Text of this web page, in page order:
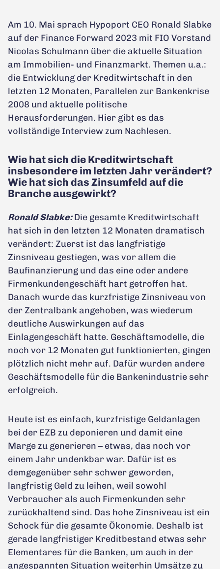
Am 10. Mai sprach Hypoport CEO Ronald Slabke
auf der Finance Forward 2023 mit FIO Vorstand
Nicolas Schulmann über die aktuelle Situation
am Immobilien- und Finanzmarkt. Themen u.a.:
die Entwicklung der Kreditwirtschaft in den
letzten 12 Monaten, Parallelen zur Bankenkrise
2008 und aktuelle politische
Herausforderungen. Hier gibt es das
vollständige Interview zum Nachlesen.
Wie hat sich die Kreditwirtschaft
insbesondere im letzten Jahr verändert?
Wie hat sich das Zinsumfeld auf die
Branche ausgewirkt?
Ronald Slabke:Die gesamte Kreditwirtschaft
hat sich in den letzten 12 Monaten dramatisch
verändert: Zuerst ist das langfristige
Zinsniveau gestiegen, was vor allem die
Baufinanzierung und das eine oder andere
Firmenkundengeschäft hart getroffen hat.
Danach wurde das kurzfristige Zinsniveau von
der Zentralbank angehoben, was wiederum
deutliche Auswirkungen auf das
Einlagengeschäft hatte. Geschäftsmodelle, die
noch vor 12 Monaten gut funktionierten, gingen
plötzlich nicht mehr auf. Dafür wurden andere
Geschäftsmodelle für die Bankenindustrie sehr
erfolgreich.
Heute ist es einfach, kurzfristige Geldanlagen
bei der EZB zu deponieren und damit eine
Marge zu generieren – etwas, das noch vor
einem Jahr undenkbar war. Dafür ist es
demgegenüber sehr schwer geworden,
langfristig Geld zu leihen, weil sowohl
Verbraucher als auch Firmenkunden sehr
zurückhaltend sind. Das hohe Zinsniveau ist ein
Schock für die gesamte Ökonomie. Deshalb ist
gerade langfristiger Kreditbestand etwas sehr
Elementares für die Banken, um auch in der
angespannten Situation weiterhin Umsätze zu